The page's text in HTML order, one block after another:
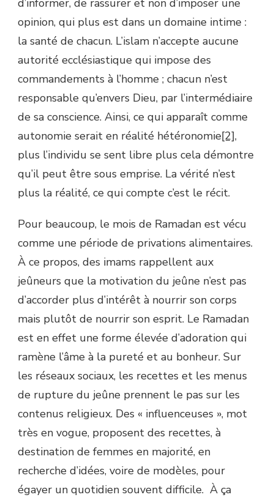
d’informer, de rassurer et non d’imposer une
opinion, qui plus est dans un domaine intime :
la santé de chacun. L’islam n’accepte aucune
autorité ecclésiastique qui impose des
commandements à l’homme ; chacun n’est
responsable qu’envers Dieu, par l’intermédiaire
de sa conscience. Ainsi, ce qui apparaît comme
autonomie serait en réalité hétéronomie[2],
plus l’individu se sent libre plus cela démontre
qu’il peut être sous emprise. La vérité n’est
plus la réalité, ce qui compte c’est le récit.
Pour beaucoup, le mois de Ramadan est vécu
comme une période de privations alimentaires.
À ce propos, des imams rappellent aux
jeûneurs que la motivation du jeûne n’est pas
d’accorder plus d’intérêt à nourrir son corps
mais plutôt de nourrir son esprit. Le Ramadan
est en effet une forme élevée d’adoration qui
ramène l’âme à la pureté et au bonheur. Sur
les réseaux sociaux, les recettes et les menus
de rupture du jeûne prennent le pas sur les
contenus religieux. Des « influenceuses », mot
très en vogue, proposent des recettes, à
destination de femmes en majorité, en
recherche d’idées, voire de modèles, pour
égayer un quotidien souvent difficile. À ça